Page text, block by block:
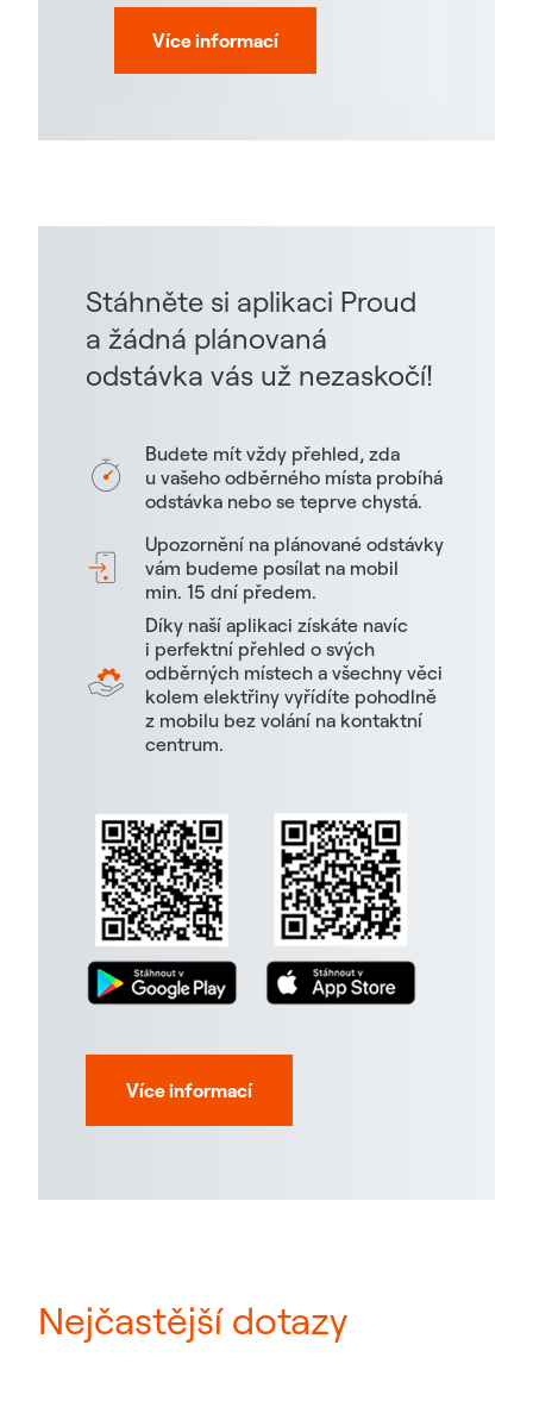
Více informací
Stáhněte si aplikaci Proud
a žádná plánovaná
odstávka vás už nezaskočí!
Budete mít vždy přehled, zda
u vašeho odběrného místa probíhá
odstávka nebo se teprve chystá.
Upozornění na plánované odstávky
vám budeme posílat na mobil
min. 15 dní předem.
Díky naší aplikaci získáte navíc
i perfektní přehled o svých
odběrných místech a všechny věci
kolem elektřiny vyřídíte pohodlně
z mobilu bez volání na kontaktní
centrum.
Více informací
Nejčastější dotazy